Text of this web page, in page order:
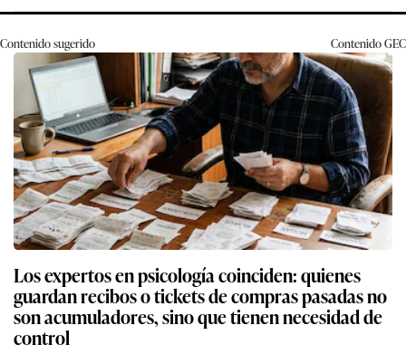
Contenido sugerido ContenidoGEC
Los expertos en psicología coinciden: quienes
guardan recibos o tickets de compras pasadas no
son acumuladores, sino que tienen necesidad de
control